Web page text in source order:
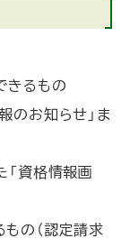
きるもの
のお知らせ」ま
「資格情報画
の（認定請求